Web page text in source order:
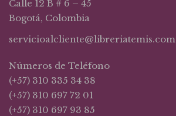
Calle 12 B # 6 – 45
Bogotá, Colombia
servicioalcliente@libreriatemis.com
Números de Teléfono
(+57) 310 335 34 38
(+57) 310 697 72 01
(+57) 310 697 93 85